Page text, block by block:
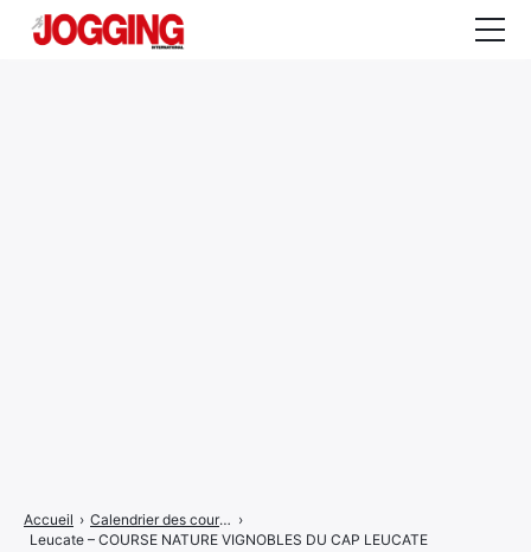
Accueil › Calendrier des courses ›
Leucate – COURSE NATURE VIGNOBLES DU CAP LEUCATE